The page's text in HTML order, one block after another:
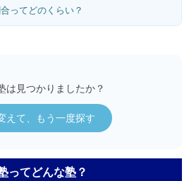
ってどのくらい？
は見つかりましたか？
えて、もう一度探す
ってどんな塾？